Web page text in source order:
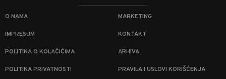
O NAMA MARKETING
IMPRESUM KONTAKT
POLITIKA O KOLAČIĆIMA ARHIVA
POLITIKA PRIVATNOSTI PRAVILA I USLOVI KORIŠĆENJA